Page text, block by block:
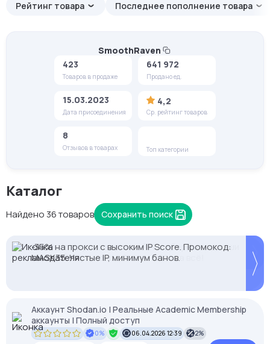
Рейтинг товара Последнее пополнение товара
SmoothRaven
423
Товаров в продаже
641 972
Продано ед.
15.03.2023
Дата присоединения
4,2
Ср. рейтинг товаров
8
Отзывов в товарах Топ категории
Каталог
Найдено 36 товаров Сохранить поиск
Proxys.io - лучшие прокси 💚 Подберём под ваши
задачи 🚀 Промокод Store - 20% на всё!
-35% на прокси с высоким IP Score. Промокод:
MASK35. Чистые IP, минимум банов.
Аккаунт Shodan.io | Реальные Academic Membership
аккаунты | Полный доступ
0% 06.04.2026 12:39 2%